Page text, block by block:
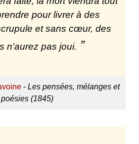
pour livrer à des
et sans cœur, des
n'aurez pas joui.
-Les pensées, mélanges et
poésies (1845)